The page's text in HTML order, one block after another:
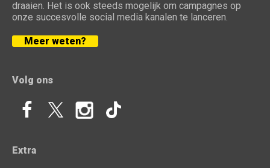
draaien. Het is ook steeds mogelijk om campagnes op
onze succesvolle social media kanalen te lanceren.
Meer weten?
Volg ons
Extra